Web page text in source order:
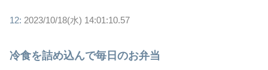
12: 2023/10/18(水) 14:01:10.57
冷食を詰め込んで毎日のお弁当